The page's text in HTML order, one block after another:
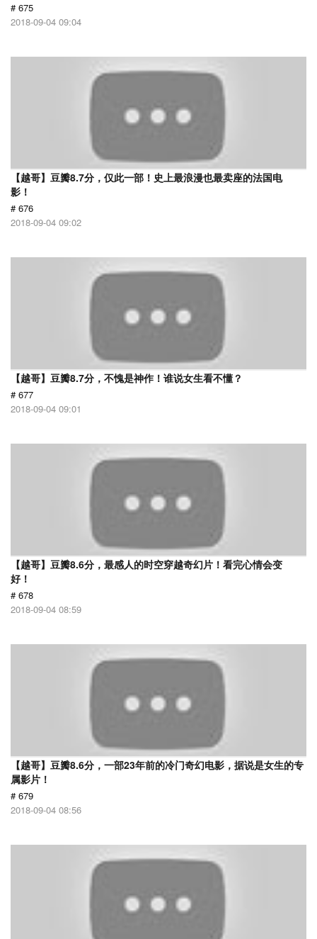
# 675
2018-09-04 09:04
【越哥】豆瓣8.7分，仅此一部！史上最浪漫也最卖座的法国电
影！
# 676
2018-09-04 09:02
【越哥】豆瓣8.7分，不愧是神作！谁说女生看不懂？
# 677
2018-09-04 09:01
【越哥】豆瓣8.6分，最感人的时空穿越奇幻片！看完心情会变
好！
# 678
2018-09-04 08:59
【越哥】豆瓣8.6分，一部23年前的冷门奇幻电影，据说是女生的专
属影片！
# 679
2018-09-04 08:56